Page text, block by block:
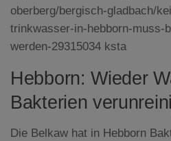
oberberg/bergisch-gladbach/
trinkwasser-in-hebborn-muss-
werden-29315034 ksta
Hebborn: Wieder
Bakterien
Die Belkaw hat in Hebborn